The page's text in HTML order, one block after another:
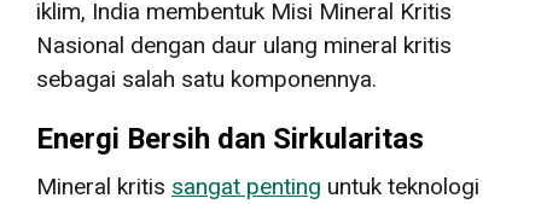
iklim, India membentuk Misi Mineral Kritis
Nasional dengan daur ulang mineral kritis
sebagai salah satu komponennya.
Energi Bersih dan Sirkularitas
Mineral kritis sangat penting untuk teknologi